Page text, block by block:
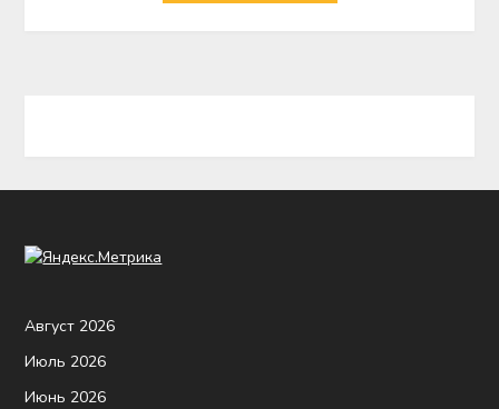
Август 2026
Июль 2026
Июнь 2026